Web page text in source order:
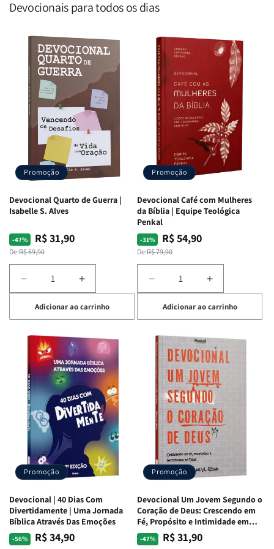
Devocionais para todos os dias
Promoção
Devocional Quarto de Guerra |
Isabelle S. Alves
-47%
Preço
normal
De:R$ 59,90
Preço
promocional
R$ 31,90
Diminuir
a
quantidade
de
Devocional
Quarto
de
Guerra
Isabelle
S.
Alves
Aumentar
a
quantidade
de
Devocional
Quarto
de
Guerra
|
Isabelle
S.
Alves
Adicionar ao carrinho
Promoção
Devocional Café com Mulheres
da Bíblia | Equipe Teológica
Penkal
-31%
Preço
normal
De:R$ 79,90
Preço
promocional
R$ 54,90
Diminuir
a
quantidade
de
Devocional
Café
com
Mulheres
da
Bíblia
Equipe
Teológica
Penkal
Aumentar
a
quantidade
de
Devocional
Café
com
Mulheres
da
Bíblia
|
Equipe
Teológica
Penkal
Adicionar ao carrinho
Promoção
Devocional | 40 Dias Com
Divertidamente | Uma Jornada
Bíblica Através Das Emoções
-56%
Preço
PreçoR$ 34,90
Promoção
Devocional Um Jovem Segundo o
Coração de Deus: Crescendo em
Fé, Propósito e Intimidade em
Deus
-47%
Preço
PreçoR$ 31,90